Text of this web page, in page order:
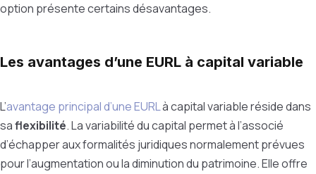
option présente certains désavantages.
Les avantages d’une EURL à capital variable
L’avantage principal d’une EURLà capital variable réside dans
saflexibilité. La variabilité du capital permet à l’associé
d’échapper aux formalités juridiques normalement prévues
pour l’augmentation ou la diminution du patrimoine. Elle offre